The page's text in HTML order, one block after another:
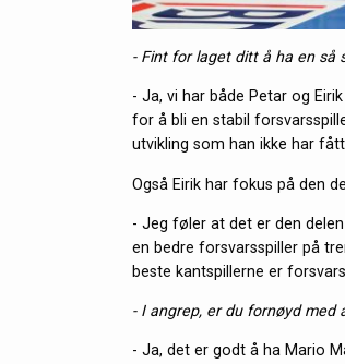
- Fint for laget ditt å ha en så
- Ja, vi har både Petar og
for å bli en stabil
utvikling som han ikke har
Også Eirik har fokus på den
- Jeg føler at det er den
en bedre forsvarsspiller på
beste kantspillerne er
- I angrep, er du fornøyd med
- Ja, det er godt å ha Mario